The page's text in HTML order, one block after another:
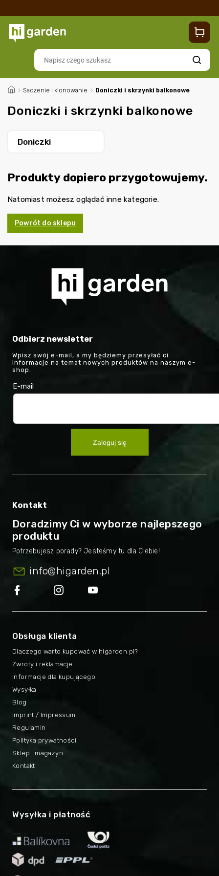
Contacts
Szukaj
/ Sadzenie i klonowanie / Doniczki i skrzynki balkonowe
Doniczki i skrzynki balkonowe
Doniczki
Produkty dopiero przygotowujemy.
Natomiast możesz oglądać inne kategorie.
Powrót do sklepu
Odbierz newsletter
Wpisz swój e-mail, a my będziemy przesyłać ci
informacje na temat nowych produktów na naszym e-
shop.
E-mail
Zaloguj się
Kontakt
Doradzimy Ci w wyborze najlepszego
produktu
info@higarden.pl
Obsługa klienta
Dlaczego warto kupować w higarden.pl?
Imprint / Impressum
Zwroty i reklamacje
Regulamin
Informacje dla kupującego
Polityka prywatności
Wysyłka
Sklep i magazyn
Blog
Kontakt
Wysyłka i płatność